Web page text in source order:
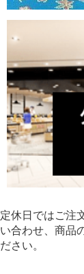
定休日ではご注
い合わせ、商品
ださい。